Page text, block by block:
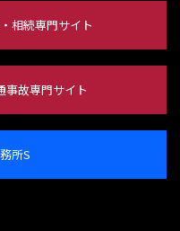
相続専門サイト
事故専門サイト
所S